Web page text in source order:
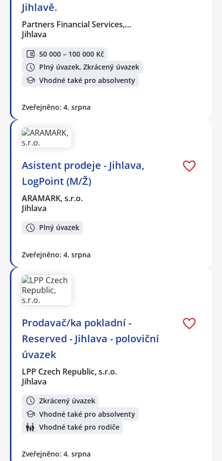
Jihlavě.
Partners Financial Services,…
Jihlava
50 000 – 100 000 Kč
Plný úvazek, Zkrácený úvazek
Vhodné také pro absolventy
Zveřejněno: 4. srpna
Asistent prodeje - Jihlava,
LogPoint (M/Ž)
ARAMARK, s.r.o.
Jihlava
Plný úvazek
Zveřejněno: 4. srpna
Prodavač/ka pokladní -
Reserved - Jihlava - poloviční
úvazek
LPP Czech Republic, s.r.o.
Jihlava
Zkrácený úvazek
Vhodné také pro absolventy
Vhodné také pro rodiče
Zveřejněno: 4. srpna